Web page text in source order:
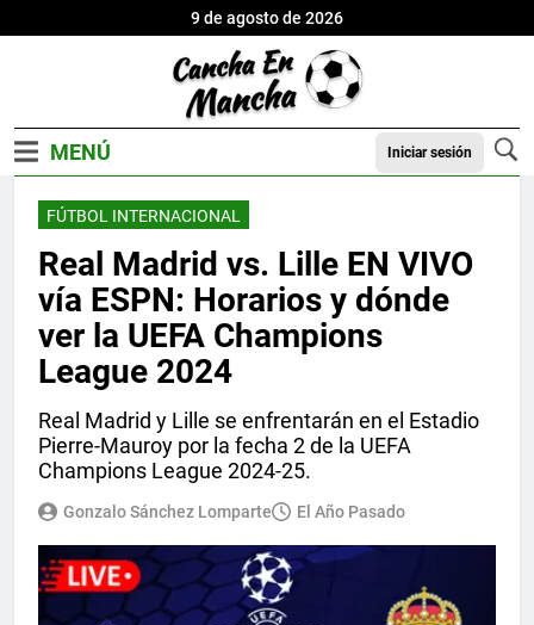
9 de agosto de 2026
Iniciar sesión
FÚTBOL INTERNACIONAL
Real Madrid vs. Lille EN VIVO
vía ESPN: Horarios y dónde
ver la UEFA Champions
League 2024
Real Madrid y Lille se enfrentarán en el Estadio
Pierre-Mauroy por la fecha 2 de la UEFA
Champions League 2024-25.
Gonzalo Sánchez Lomparte El Año Pasado